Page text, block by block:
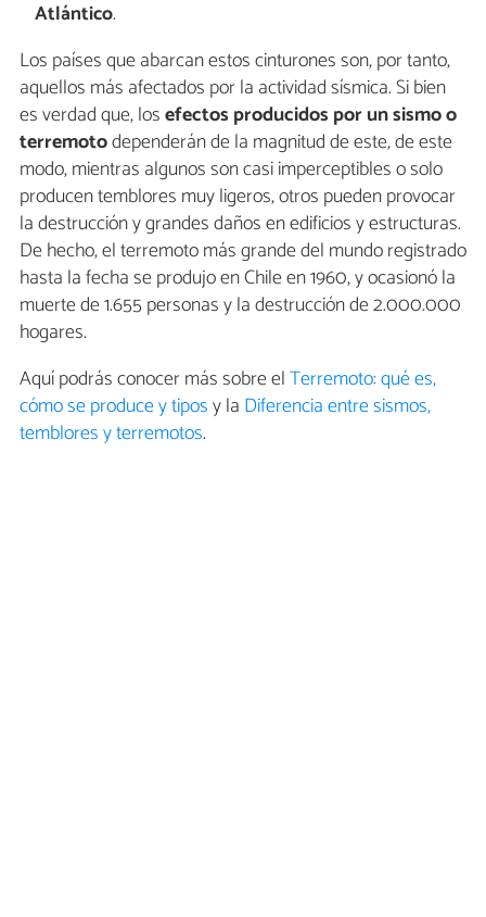
Atlántico.
Los países que abarcan estos cinturones son, por tanto,
aquellos más afectados por la actividad sísmica. Si bien
es verdad que, losefectos producidos por un sismo o
terremotodependerán de la magnitud de este, de este
modo, mientras algunos son casi imperceptibles o solo
producen temblores muy ligeros, otros pueden provocar
la destrucción y grandes daños en edificios y estructuras.
De hecho, el terremoto más grande del mundo registrado
hasta la fecha se produjo en Chile en 1960, y ocasionó la
muerte de 1.655 personas y la destrucción de 2.000.000
hogares.
Aquí podrás conocer más sobre elTerremoto: qué es,
cómo se produce y tiposy la Diferencia entre sismos,
temblores y terremotos.